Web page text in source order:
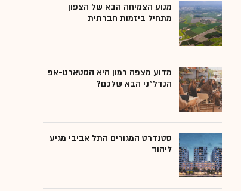
מנוע הצמיחה הבא של הצפון
מתחיל ביזמות חברתית
מדוע מצפה רמון היא הסטארט-אפ
הנדל"ני הבא שלכם?
סטנדרט המגורים התל אביבי מגיע
ליהוד